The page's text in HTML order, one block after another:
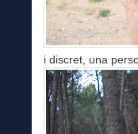
i discret, una